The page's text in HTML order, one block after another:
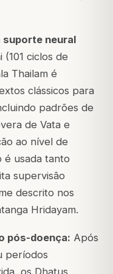
suporte neural
(101 ciclos de
Thailam é
clássicos para
padrões de
de Vata e
ao nível de
é usada tanto
supervisão
descrito nos
Hridayam.
pós-doença: Após
períodos
os Dhatus